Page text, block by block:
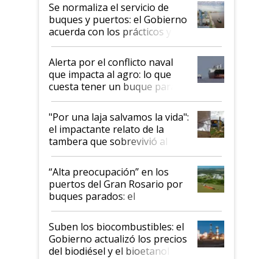
Se normaliza el servicio de
buques y puertos: el Gobierno
acuerda con los prácticos y
suspende el decreto de
desregulación
Alerta por el conflicto naval
que impacta al agro: lo que
cuesta tener un buque parado
y el peligro de que Argentina
pase a ser "país sucio"
"Por una laja salvamos la vida":
el impactante relato de la
tambera que sobrevivió al
tornado
“Alta preocupación” en los
puertos del Gran Rosario por
buques parados: el
funcionamiento de las
exportadoras en tensión tras
la medida de fuerza de los
prácticos
Suben los biocombustibles: el
Gobierno actualizó los precios
del biodiésel y el bioetanol